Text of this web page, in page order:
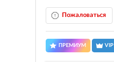
Пожаловаться
ПРЕМИУМ VIP